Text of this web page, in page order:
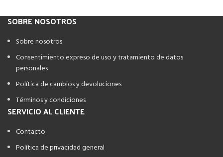
SOBRE NOSOTROS
Sobre nosotros
Consentimiento expreso de uso y tratamiento de datos
personales
Política de cambios y devoluciones
Términos y condiciones
SERVICIO AL CLIENTE
Contacto
Política de privacidad general